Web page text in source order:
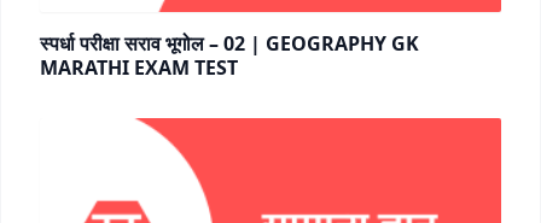
स्पर्धा परीक्षा सराव भूगोल – 02 | GEOGRAPHY GK
MARATHI EXAM TEST